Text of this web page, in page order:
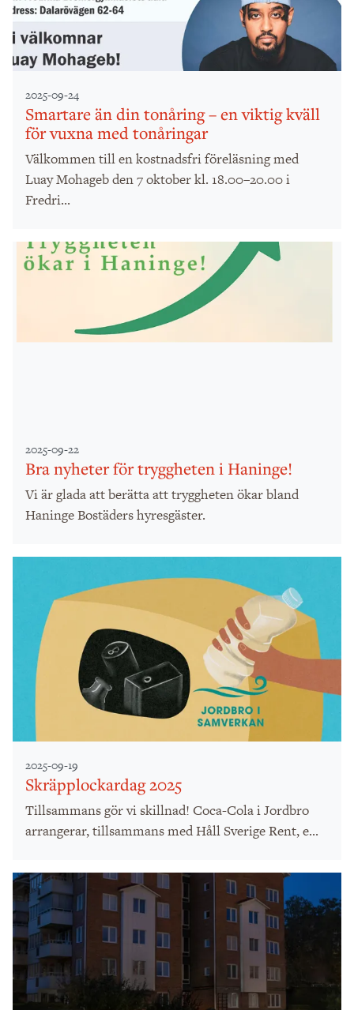
2025-09-24
Smartare än din tonåring – en viktig kväll
för vuxna med tonåringar
Välkommen till en kostnadsfri föreläsning med
Luay Mohageb den 7 oktober kl. 18.00–20.00 i
Fredri...
2025-09-22
Bra nyheter för tryggheten i Haninge!
Vi är glada att berätta att tryggheten ökar bland
Haninge Bostäders hyresgäster.
2025-09-19
Skräpplockardag 2025
Tillsammans gör vi skillnad! Coca-Cola i Jordbro
arrangerar, tillsammans med Håll Sverige Rent, e...